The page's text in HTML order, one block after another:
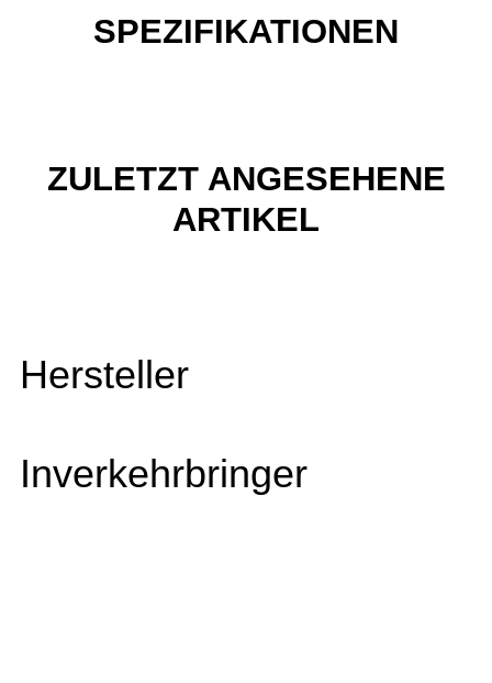
SPEZIFIKATIONEN
ZULETZT ANGESEHENE
ARTIKEL
Hersteller
Inverkehrbringer